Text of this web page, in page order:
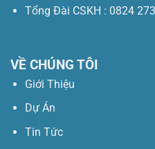
Tổng Đài CSKH : 0824
VỀ CHÚNG TÔI
Giới Thiệu
Dự Án
Tin Tức